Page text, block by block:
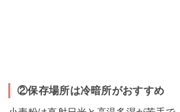
②保存場所は冷暗所がおすすめ